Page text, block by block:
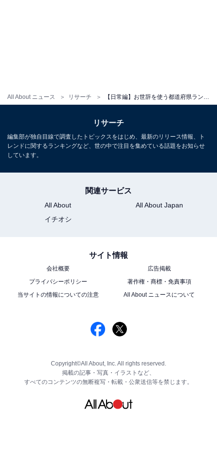
All About ニュース リサーチ
リサーチ
編集部が独自目線で調査したトピックスをはじめ、最新のリリース情報、ト
レンドに関するランキングなど、世の中で注目を集めている話題をお知らせ
しています。
関連サービス
All About
All About Japan
イチオシ
サイト情報
会社概要
広告掲載
プライバシーポリシー
著作権・商標・免責事項
当サイトの情報についての注意
All About ニュースについて
Copyright©All About, Inc. All rights reserved.
掲載の記事・写真・イラストなど、
すべてのコンテンツの無断複写・転載・公衆送信等を禁じます。